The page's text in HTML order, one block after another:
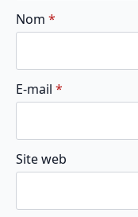
Nom *
E-mail *
Site web